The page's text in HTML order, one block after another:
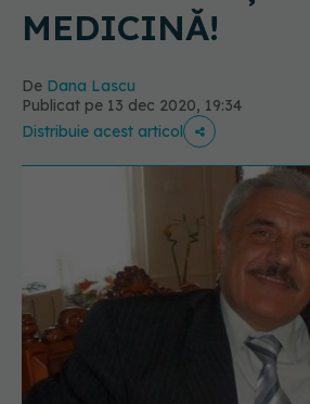
MEDICINĂ!
De Dana Lascu
Publicat pe 13 dec 2020, 19:34
Distribuie acest articol